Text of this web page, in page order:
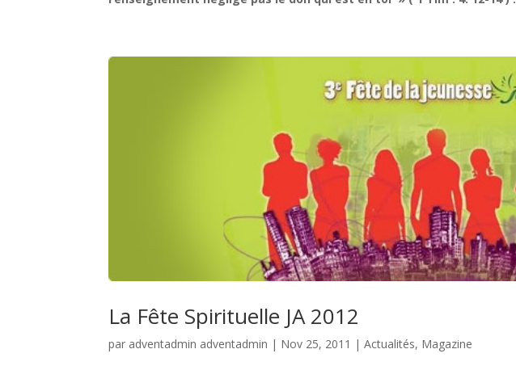
La Fête Spirituelle JA 2012
par adventadmin adventadmin | Nov 25, 2011 |Actualités, Magazine